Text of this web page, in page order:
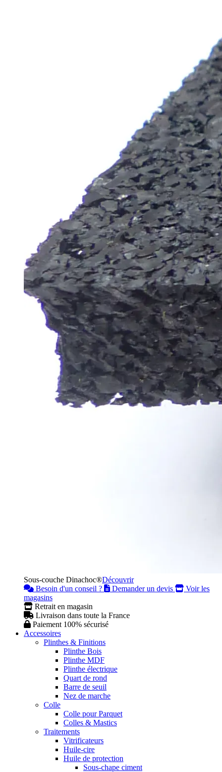
Sous-couche Dinachoc®Découvrir
Besoin d'un conseil ?
Demander un devis
Voir les
magasins
Retrait en magasin
Livraison dans toute la France
Paiement 100% sécurisé
Accessoires
Plinthes & Finitions
Plinthe Bois
Plinthe MDF
Plinthe électrique
Quart de rond
Barre de seuil
Nez de marche
Colle
Colle pour Parquet
Colles & Mastics
Traitements
Vitrificateurs
Huile-cire
Huile de protection
Sous-chape ciment